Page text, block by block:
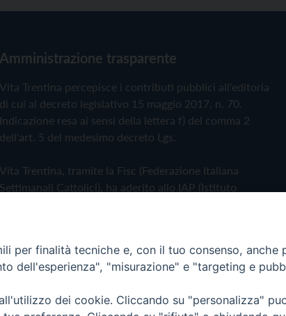
Amministrazione trasparente
Vita Trentina percepisce i contributi pubblici all'editoria
di cui al decreto legislativo 15 maggio 2017, n. 70.
Indicazione resa ai sensi della lettera f) del comma 2
dell'art. 5 del medesimo decreto Lgs.
Vita Trentina, tramite la Fisc (Federazione Italiana
Settimanali Cattolici), ha aderito allo IAP (Istituto
Privacy Policy Cookie Policy
per finalità tecniche e, con il tuo consenso, anche
dell'esperienza", "misurazione" e "targeting e
dei cookie. Cliccando su "personalizza"